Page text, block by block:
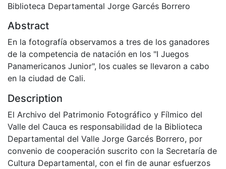
Biblioteca Departamental Jorge Garcés Borrero
Abstract
En la fotografía observamos a tres de los ganadores
de la competencia de natación en los "I Juegos
Panamericanos Junior", los cuales se llevaron a cabo
en la ciudad de Cali.
Description
El Archivo del Patrimonio Fotográfico y Fílmico del
Valle del Cauca es responsabilidad de la Biblioteca
Departamental del Valle Jorge Garcés Borrero, por
convenio de cooperación suscrito con la Secretaría de
Cultura Departamental, con el fin de aunar esfuerzos